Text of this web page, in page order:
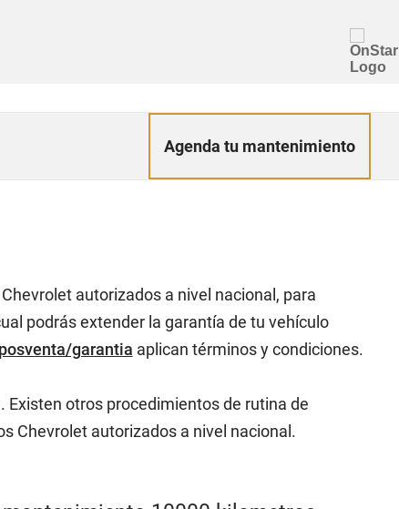
Agenda tu mantenimiento
autorizados a nivel nacional, para
podrás extender la garantía de tu vehículo
garantia aplican términos y condiciones.
otros procedimientos de rutina de
Chevrolet autorizados a nivel nacional.